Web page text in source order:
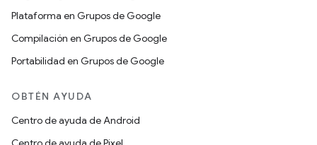
Plataforma en Grupos de Google
Compilación en Grupos de Google
Portabilidad en Grupos de Google
OBTÉN AYUDA
Centro de ayuda de Android